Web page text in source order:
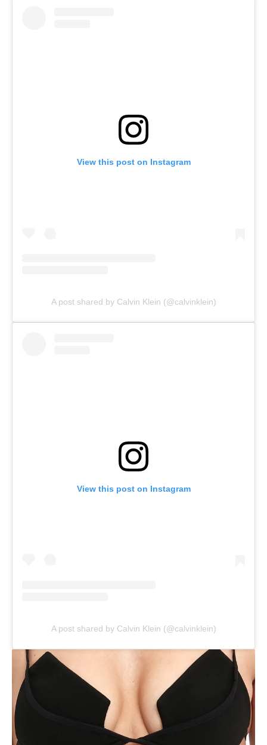
View this post on Instagram
A post shared by Calvin Klein (@calvinklein)
View this post on Instagram
A post shared by Calvin Klein (@calvinklein)